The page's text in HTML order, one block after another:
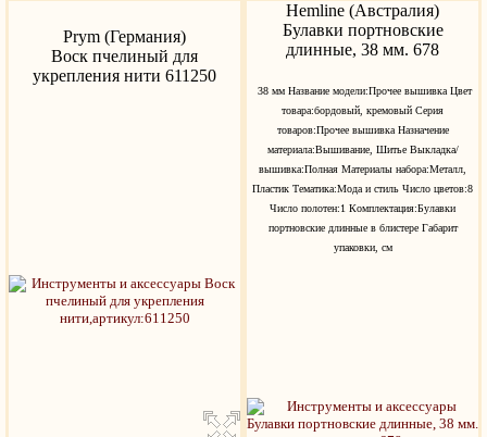
Prym (Германия)
Воск пчелиный для
укрепления нити 611250
Hemline (Австралия)
Булавки портновские
длинные, 38 мм. 678
38 мм Название модели:Прочее вышивка Цвет
товара:бордовый, кремовый Серия
товаров:Прочее вышивка Назначение
материала:Вышивание, Шитье Выкладка/
вышивка:Полная Материалы набора:Металл,
Пластик Тематика:Мода и стиль Число цветов:8
Число полотен:1 Комплектация:Булавки
портновские длинные в блистере Габарит
упаковки, см